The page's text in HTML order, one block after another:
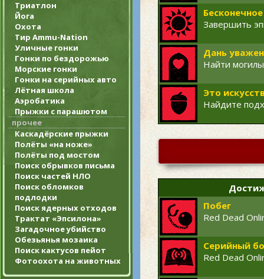
Триатлон
Йога
Охота
Тир Ammu-Nation
Уличные гонки
Гонки по бездорожью
Морские гонки
Гонки на серийных авто
Лётная школа
Аэробатика
Прыжки с парашютом
прочее
Каскадёрские прыжки
Полёты «на ноже»
Полёты под мостом
Поиск обрывков письма
Поиск частей НЛО
Поиск обломков
подлодки
Поиск ядерных отходов
Трактат «Эпсилона»
Загадочное убийство
Обезьянья мозаика
Поиск кактусов пейот
Фотоохота на животных
Завершить
Дань
Найти
Это
Найдите
Побег
Red Dead
Серийный
Red Dead